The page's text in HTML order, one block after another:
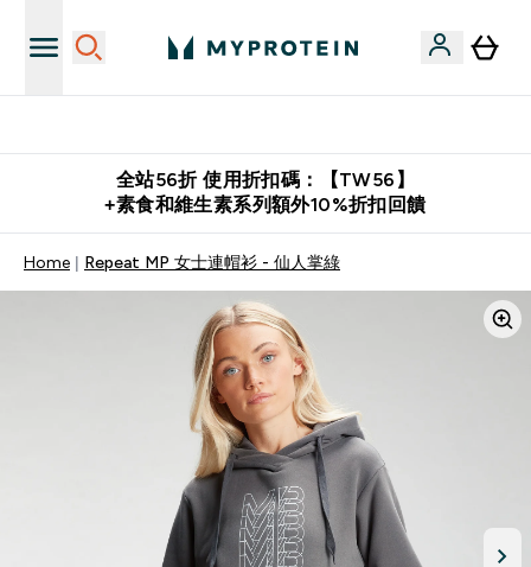
全站56折 使用折扣碼：【TW56】
+素食和維生素系列額外10%折扣回饋
Home Repeat MP 女士連帽衫 - 仙人掌綠